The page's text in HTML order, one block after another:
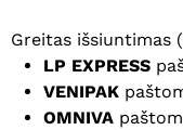
Greitas išsiuntimas
LP EXPRESS
VENIPAK
OMNIVA